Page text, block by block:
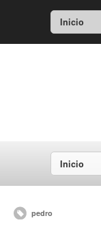
Inicio
Inicio
pedro